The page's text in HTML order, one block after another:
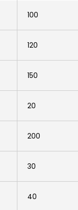
100
120
150
20
200
30
40